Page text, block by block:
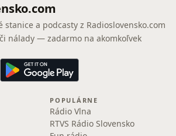
stanice a podcasty z Radioslovensko.com
nálady — zadarmo na akomkoľvek
POPULÁRNE
Rádio Vlna
RTVS Rádio Slovensko